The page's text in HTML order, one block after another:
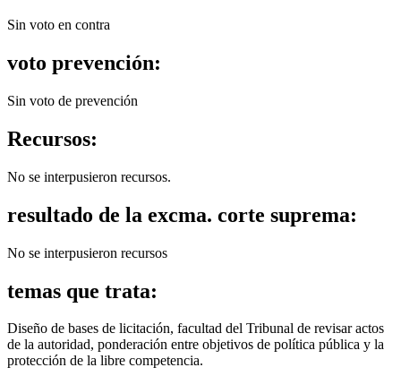
Sin voto en contra
voto prevención:
Sin voto de prevención
Recursos:
No se interpusieron recursos.
resultado de la excma. corte suprema:
No se interpusieron recursos
temas que trata:
Diseño de bases de licitación, facultad del Tribunal de revisar actos
de la autoridad, ponderación entre objetivos de política pública y la
protección de la libre competencia.